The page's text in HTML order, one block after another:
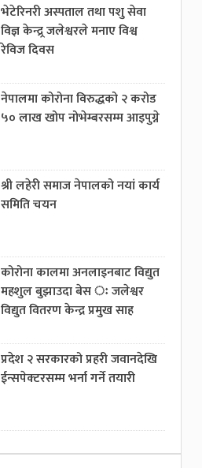
भेटेरिनरी अस्पताल तथा पशु सेवा
विज्ञ केन्द्र्र जलेश्वरले मनाए विश्व
रेविज दिवस
नेपालमा कोरोना विरुद्धको २ करोड
५० लाख खोप नोभेम्बरसम्म आइपुग्ने
श्री लहेरी समाज नेपालको नयां कार्य
समिति चयन
कोरोना कालमा अनलाइनबाट विद्युत
महशुल बुझाउदा बेस ः जलेश्वर
विद्युत वितरण केन्द्र प्रमुख साह
प्रदेश २ सरकारको प्रहरी जवानदेखि
ईन्सपेक्टरसम्म भर्ना गर्ने तयारी